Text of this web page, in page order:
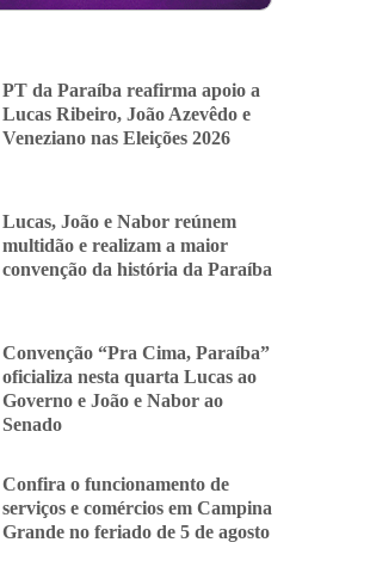
PT da Paraíba reafirma apoio a
Lucas Ribeiro, João Azevêdo e
Veneziano nas Eleições 2026
Lucas, João e Nabor reúnem
multidão e realizam a maior
convenção da história da Paraíba
Convenção “Pra Cima, Paraíba”
oficializa nesta quarta Lucas ao
Governo e João e Nabor ao
Senado
Confira o funcionamento de
serviços e comércios em Campina
Grande no feriado de 5 de agosto